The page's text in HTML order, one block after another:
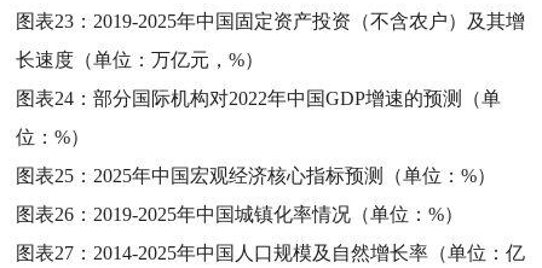
图表23： 2019-2025年中国固定资产投资（不含农户）及其增
长速度（单位：万亿元，%）
图表24：部分国际机构对2022年中国GDP增速的预测（单
位：%）
图表25： 2025年中国宏观经济核心指标预测（单位：%）
图表26： 2019-2025年中国城镇化率情况（单位：%）
图表27： 2014-2025年中国人口规模及自然增长率（单位：亿